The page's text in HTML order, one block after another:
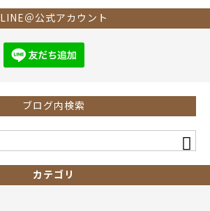
LINE＠公式アカウント
ブログ内検索
カテゴリ